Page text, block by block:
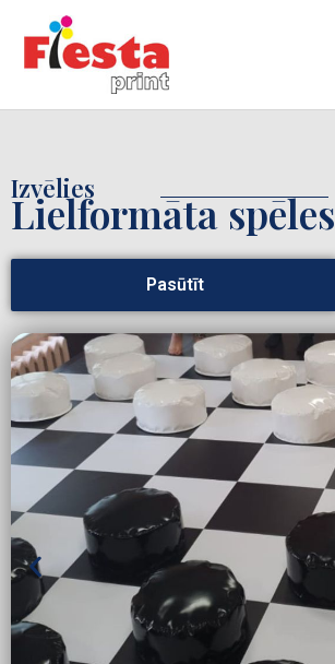
Izvēlies
Lielformāta spēles
Pasūtīt